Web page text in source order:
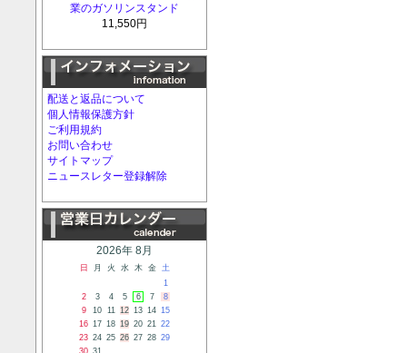
業のガソリンスタンド
11,550円
配送と返品について
個人情報保護方針
ご利用規約
お問い合わせ
サイトマップ
ニュースレター登録解除
2026年 8月
日 月 火 水 木 金
土
1
2
3 4 5 6 7
8
9
10 11 12 13 14 15
16 17 18 19 20 21 22
23 24 25 26 27 28 29